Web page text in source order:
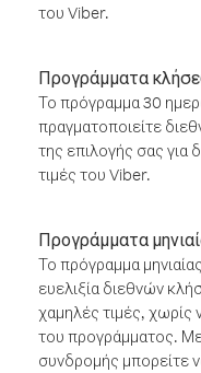
του Viber.
Προγράμματα
Το πρόγραμμα 30
πραγματοποιείτε
της επιλογής σας για
τιμές του Viber.
Προγράμματα
Το πρόγραμμα
ευελιξία διεθνών
χαμηλές τιμές, χωρίς
του προγράμματος.
συνδρομής μπορείτε